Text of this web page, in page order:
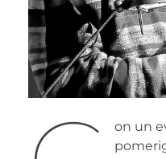
on un